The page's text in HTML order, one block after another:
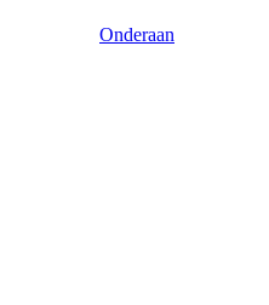
Onderaan